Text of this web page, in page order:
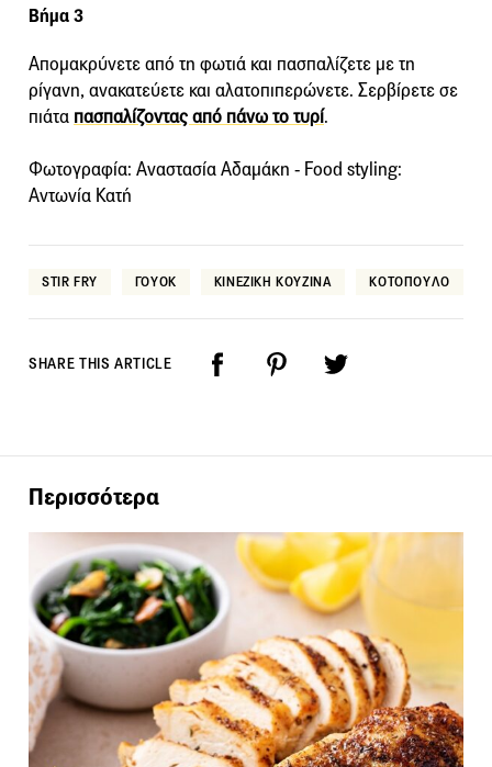
Βήμα 3
Απομακρύνετε από τη φωτιά και πασπαλίζετε με τη
ρίγανη, ανακατεύετε και αλατοπιπερώνετε. Σερβίρετε σε
πιάτα πασπαλίζοντας από πάνω το τυρί.
Φωτογραφία: Αναστασία Αδαμάκη - Food styling:
Αντωνία Κατή
STIR FRY ΓΟΥΟΚ ΚΙΝΕΖΙΚΗ ΚΟΥΖΙΝΑ ΚΟΤΟΠΟΥΛΟ
SHARE THIS ARTICLE
Περισσότερα